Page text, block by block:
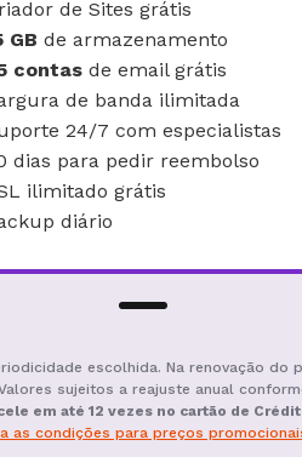
de Sites grátis
GB de armazenamento
contas de email grátis
de banda ilimitada
24/7 com especialistas
dias para pedir reembolso
ilimitado grátis
diário
escolhida. Na renovação do
sujeitos a reajuste anual
em até 12 vezes no cartão de
as condições para preços